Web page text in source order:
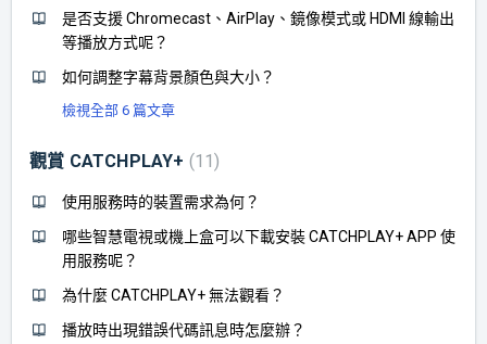
是否支援 Chromecast、AirPlay、鏡像模式或 HDMI 線輸出
等播放方式呢？
如何調整字幕背景顏色與大小？
檢視全部 6 篇文章
觀賞 CATCHPLAY+ 11
使用服務時的裝置需求為何？
哪些智慧電視或機上盒可以下載安裝 CATCHPLAY+ APP 使
用服務呢？
為什麼 CATCHPLAY+ 無法觀看？
播放時出現錯誤代碼訊息時怎麼辦？